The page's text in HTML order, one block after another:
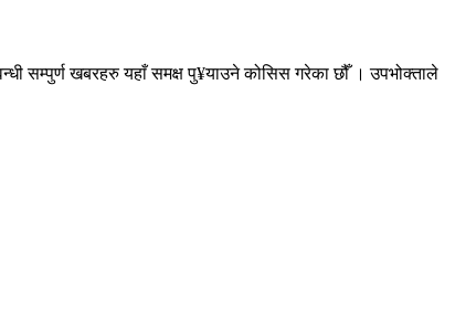
सम्पुर्ण खबरहरु यहाँ समक्ष पु¥याउने कोसिस गरेका छौँ । उपभोक्ताले